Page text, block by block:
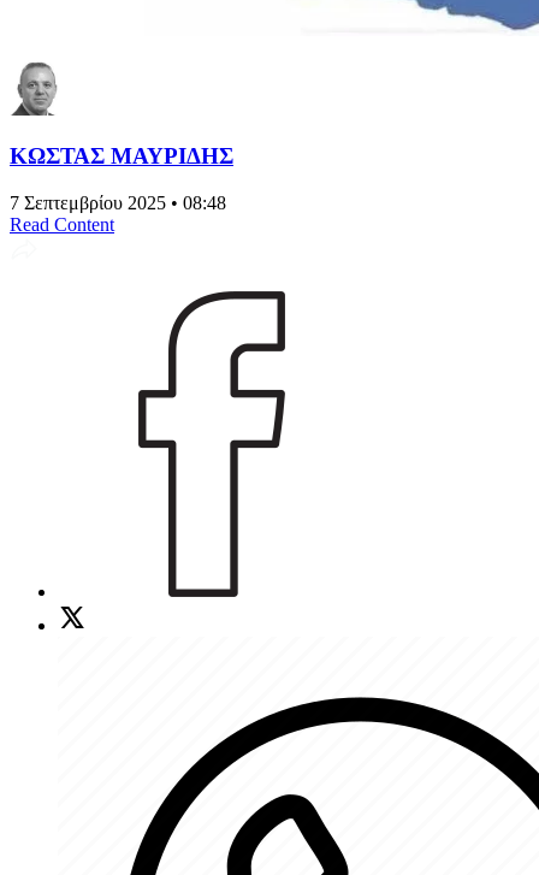
ΚΩΣΤΑΣ ΜΑΥΡΙΔΗΣ
7 Σεπτεμβρίου 2025 • 08:48
Read Content